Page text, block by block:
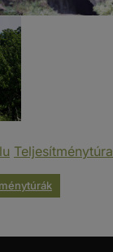
Teljesítménytúra